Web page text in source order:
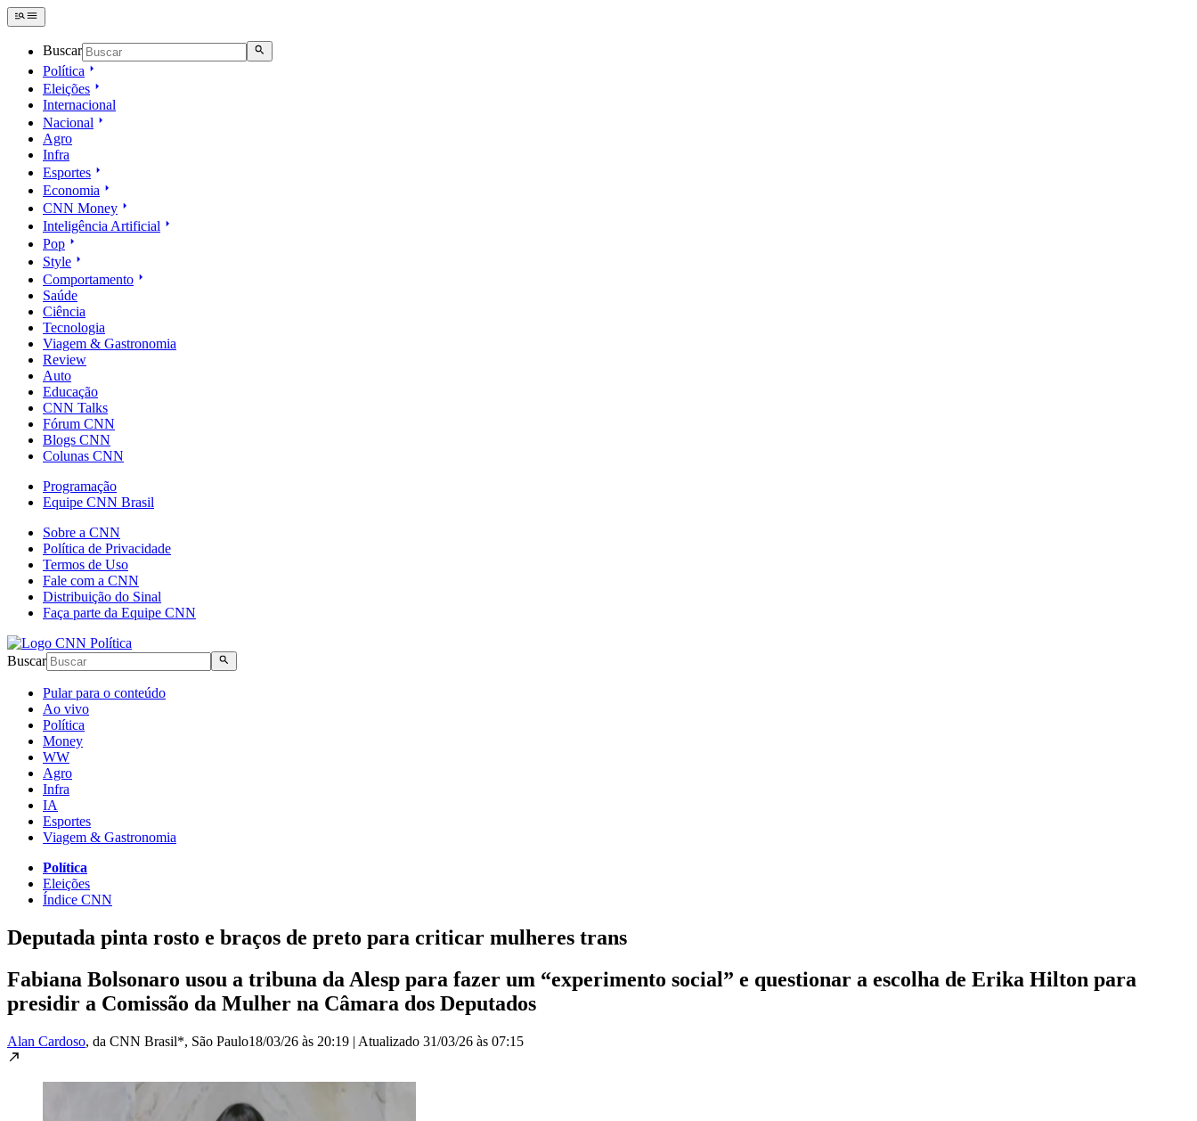
Buscar
Política
Eleições
Internacional
Nacional
Agro
Infra
Esportes
Economia
CNN Money
Inteligência Artificial
Pop
Style
Comportamento
Saúde
Ciência
Tecnologia
Viagem & Gastronomia
Review
Auto
Educação
CNN Talks
Fórum CNN
Blogs CNN
Colunas CNN
Programação
Equipe CNN Brasil
Sobre a CNN
Política de Privacidade
Termos de Uso
Fale com a CNN
Distribuição do Sinal
Faça parte da Equipe CNN
Buscar
Pular para o conteúdo
Ao vivo
Política
Money
WW
Agro
Infra
IA
Esportes
Viagem & Gastronomia
Política
Eleições
Índice CNN
Deputada pinta rosto e braços de preto para criticar mulheres trans
Fabiana Bolsonaro usou a tribuna da Alesp para fazer um “experimento social” e questionar a escolha de Erika Hilton para
presidir a Comissão da Mulher na Câmara dos Deputados
Alan Cardoso, da CNN Brasil*, São Paulo18/03/26 às 20:19 | Atualizado 31/03/26 às 07:15